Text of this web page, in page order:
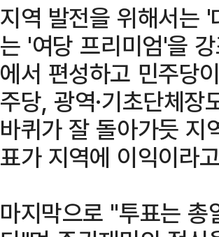
지역 발전을 위해서는
는 '여당 프리미엄'을
에서 편성하고 민주당
주당, 광역·기초단체
바퀴가 잘 돌아가듯
표가 지역에 이익이라
마지막으로 "투표는